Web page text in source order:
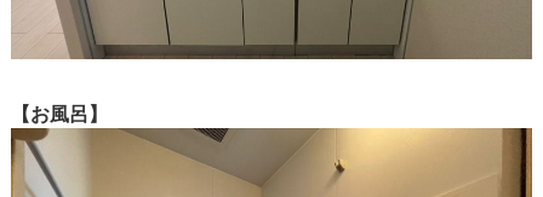
【お風呂】